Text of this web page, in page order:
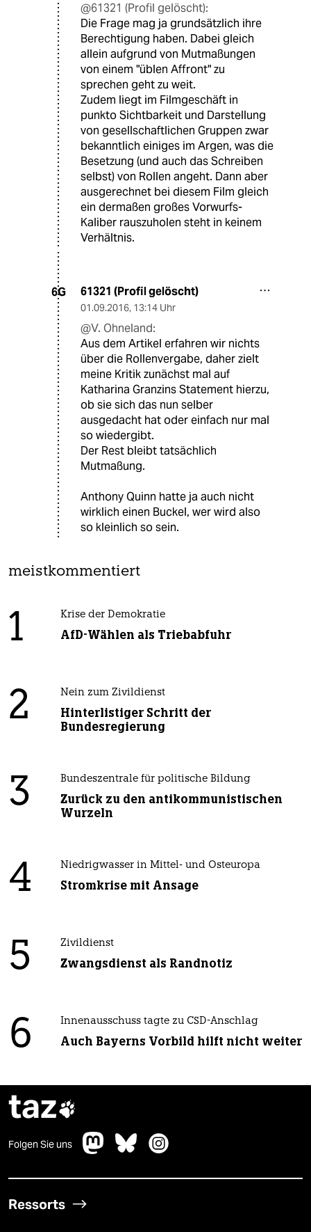
@61321 (Profil gelöscht):
Die Frage mag ja grundsätzlich ihre
Berechtigung haben. Dabei gleich
allein aufgrund von Mutmaßungen
von einem "üblen Affront" zu
sprechen geht zu weit.
Zudem liegt im Filmgeschäft in
punkto Sichtbarkeit und Darstellung
von gesellschaftlichen Gruppen zwar
bekanntlich einiges im Argen, was die
Besetzung (und auch das Schreiben
selbst) von Rollen angeht. Dann aber
ausgerechnet bei diesem Film gleich
ein dermaßen großes Vorwurfs-
Kaliber rauszuholen steht in keinem
Verhältnis.
6G 61321 (Profil gelöscht)
01.09.2016, 13:14 Uhr
@V. Ohneland:
Aus dem Artikel erfahren wir nichts
über die Rollenvergabe, daher zielt
meine Kritik zunächst mal auf
Katharina Granzins Statement hierzu,
ob sie sich das nun selber
ausgedacht hat oder einfach nur mal
so wiedergibt.
Der Rest bleibt tatsächlich
Mutmaßung.
Anthony Quinn hatte ja auch nicht
wirklich einen Buckel, wer wird also
so kleinlich so sein.
meistkommentiert
1 Krise der Demokratie
AfD-Wählen als Triebabfuhr
2 Nein zum Zivildienst
Hinterlistiger Schritt der
Bundesregierung
3 Bundeszentrale für politische Bildung
Zurück zu den antikommunistischen
Wurzeln
4 Niedrigwasser in Mittel- und Osteuropa
Stromkrise mit Ansage
5 Zivildienst
Zwangsdienst als Randnotiz
6 Innenausschuss tagte zu CSD-Anschlag
Auch Bayerns Vorbild hilft nicht weiter
taz
Folgen Sie uns
Ressorts